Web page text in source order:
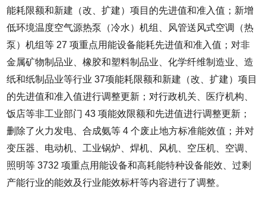
能耗限额和新建（改、扩建）项目的先进值和准入值；新增
低环境温度空气源热泵（冷水）机组、风管送风式空调（热
泵）机组等 27 项重点用能设备能耗先进值和准入值；对非
金属矿物制品业、橡胶和塑料制品业、化学纤维制造业、造
纸和纸制品业等行业 37项能耗限额和新建（改、扩建）项目
的先进值和准入值进行调整更新；对行政机关、医疗机构、
饭店等非工业部门 43 项能效限额和先进值进行调整更新；
删除了火力发电、合成氨等 4 个废止地方标准能效值；并对
变压器、电动机、工业锅炉、焊机、风机、空压机、空调、
照明等 3732 项重点用能设备和高耗能特种设备能效、过剩
产能行业的能效及行业能效标杆等内容进行了调整。